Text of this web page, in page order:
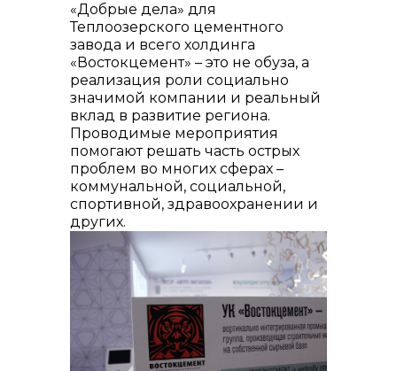
«Добрые дела» для
Теплоозерского цементного
завода и всего холдинга
«Востокцемент» – это не обуза, а
реализация роли социально
значимой компании и реальный
вклад в развитие региона.
Проводимые мероприятия
помогают решать часть острых
проблем во многих сферах –
коммунальной, социальной,
спортивной, здравоохранении и
других.